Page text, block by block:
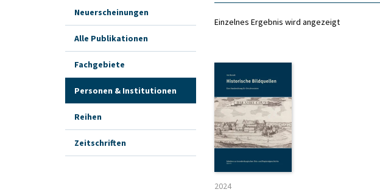
Einzelnes Ergebnis wird angezeigt
2024
Neuerscheinungen
Alle Publikationen
Fachgebiete
Personen & Institutionen
Reihen
Zeitschriften